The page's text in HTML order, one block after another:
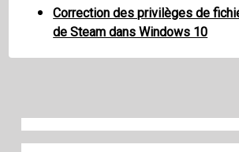
Correction des privilèges de
de Steam dans Windows 10